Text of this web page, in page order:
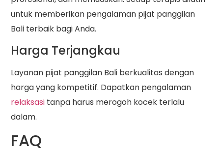
untuk memberikan pengalaman pijat panggilan
Bali terbaik bagi Anda.
Harga Terjangkau
Layanan pijat panggilan Bali berkualitas dengan
harga yang kompetitif. Dapatkan pengalaman
relaksasi tanpa harus merogoh kocek terlalu
dalam.
FAQ